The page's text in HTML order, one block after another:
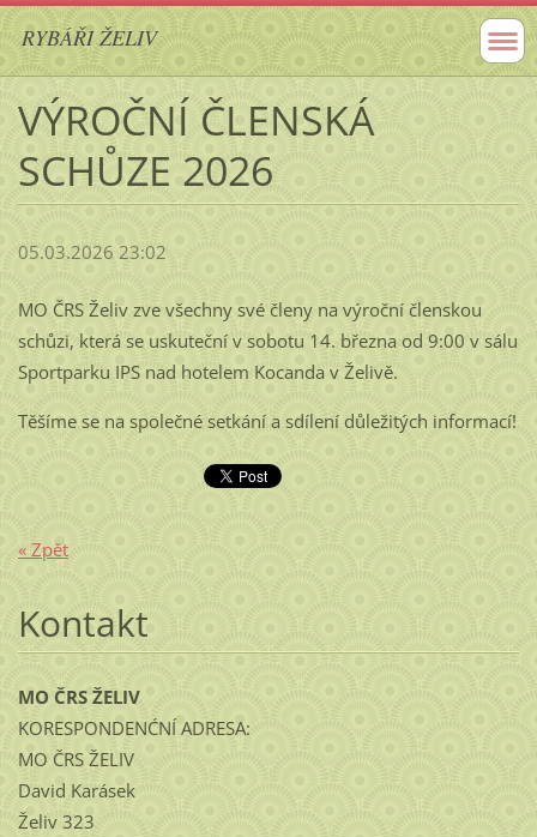
RYBÁŘI ŽELIV
VÝROČNÍ ČLENSKÁ
SCHŮZE 2026
05.03.2026 23:02
MO ČRS Želiv zve všechny své členy na výroční členskou
schůzi, která se uskuteční v sobotu 14. března od 9:00 v sálu
Sportparku IPS nad hotelem Kocanda v Želivě.
Těšíme se na společné setkání a sdílení důležitých informací!
« Zpět
Kontakt
MO ČRS ŽELIV
KORESPONDENĆNÍ ADRESA:
MO ČRS ŽELIV
David Karásek
Želiv 323